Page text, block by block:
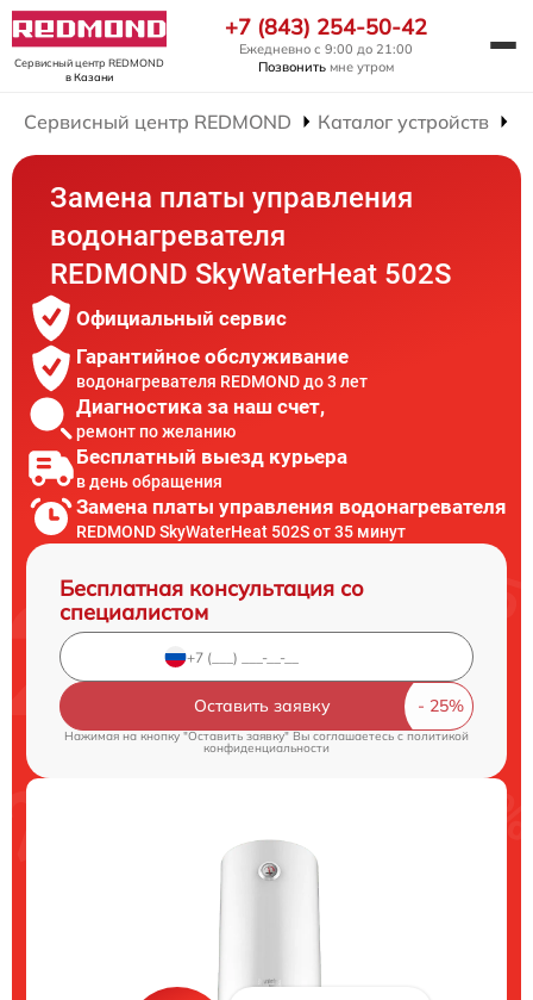
Сервисный центр REDMOND
в Казани
+7 (843) 254-50-42
Ежедневно с 9:00 до 21:00
Позвонить мне утром
Сервисный центр REDMOND Каталог устройств
Замена платы управления
водонагревателя
REDMOND SkyWaterHeat 502S
Официальный сервис
Гарантийное обслуживание
водонагревателя REDMOND до 3 лет
Диагностика за наш счет,
ремонт по желанию
Бесплатный выезд курьера
в день обращения
Замена платы управления водонагревателя
REDMOND SkyWaterHeat 502S от 35 минут
Бесплатная консультация со
специалистом
Оставить заявку
Нажимая на кнопку "Оставить заявку" Вы соглашаетесь c политикой
конфиденциальности